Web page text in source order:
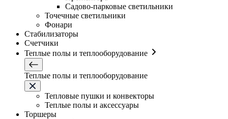
Садово-парковые светильники
Точечные светильники
Фонари
Стабилизаторы
Счетчики
Теплые полы и теплооборудование
Теплые полы и теплооборудование
Тепловые пушки и конвекторы
Теплые полы и аксессуары
Торшеры